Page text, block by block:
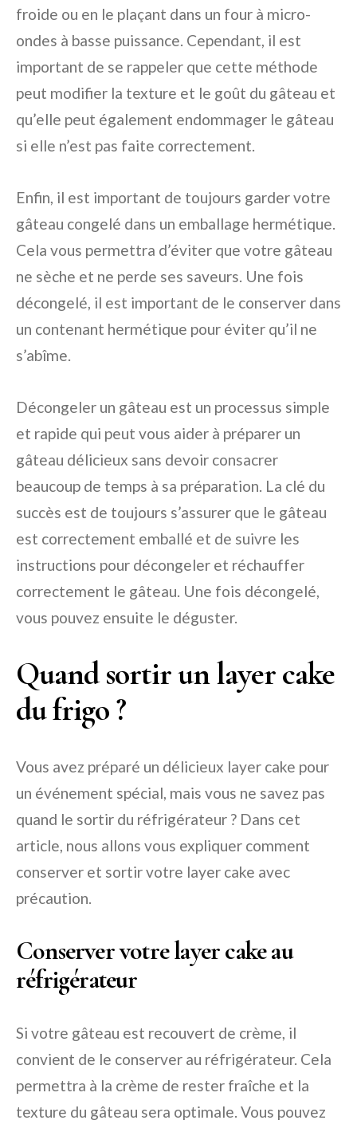
froide ou en le plaçant dans un four à micro-
ondes à basse puissance. Cependant, il est
important de se rappeler que cette méthode
peut modifier la texture et le goût du gâteau et
qu’elle peut également endommager le gâteau
si elle n’est pas faite correctement.
Enfin, il est important de toujours garder votre
gâteau congelé dans un emballage hermétique.
Cela vous permettra d’éviter que votre gâteau
ne sèche et ne perde ses saveurs. Une fois
décongelé, il est important de le conserver dans
un contenant hermétique pour éviter qu’il ne
s’abîme.
Décongeler un gâteau est un processus simple
et rapide qui peut vous aider à préparer un
gâteau délicieux sans devoir consacrer
beaucoup de temps à sa préparation. La clé du
succès est de toujours s’assurer que le gâteau
est correctement emballé et de suivre les
instructions pour décongeler et réchauffer
correctement le gâteau. Une fois décongelé,
vous pouvez ensuite le déguster.
Quand sortir un layer cake
du frigo ?
Vous avez préparé un délicieux layer cake pour
un événement spécial, mais vous ne savez pas
quand le sortir du réfrigérateur ? Dans cet
article, nous allons vous expliquer comment
conserver et sortir votre layer cake avec
précaution.
Conserver votre layer cake au
réfrigérateur
Si votre gâteau est recouvert de crème, il
convient de le conserver au réfrigérateur. Cela
permettra à la crème de rester fraîche et la
texture du gâteau sera optimale. Vous pouvez